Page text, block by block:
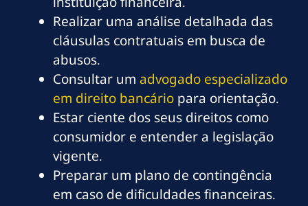
Realizar uma análise detalhada das
cláusulas contratuais em busca de
abusos.
Consultar um advogado especializado
em direito bancário para orientação.
Estar ciente dos seus direitos como
consumidor e entender a legislação
vigente.
Preparar um plano de contingência
em caso de dificuldades financeiras.